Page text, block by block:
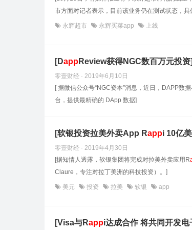
市方面对记者表示，目前该业务仍在测试状态，具
永辉超市 永辉买菜app 上线
[DappReview获得NGC数百万元投资]
零壹财经 · 2019年6月10日
[ 据微信公众号“NGC资本”消息，近日，DAPP数
台，提供最精确的 DApp 数据]
[软银投资拉美外卖App Rappi 10亿
零壹财经 · 2019年4月30日
[据知情人透露，软银集团将完成对拉美外卖应用R
Claure，专注对拉丁美洲的科技投资）。]
美元 投资 拉美 软银 app
[Visa与Rappi达成合作 将共同开发电